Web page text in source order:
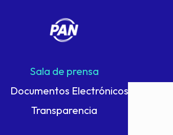
Sala de prensa
Documentos Electrónicos
Transparencia